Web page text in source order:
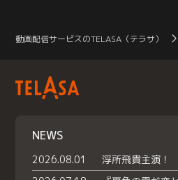
動画配信サービスのTELASA（テラサ）
NEWS
2026.08.01